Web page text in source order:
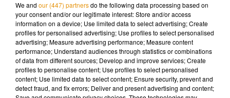
son compagnon qui la forçait à se prostituer.
Musique
We and our (447) partnersdo the following data processing based on
your consent and/or our legitimate interest: Store and/or access
information on a device; Use limited data to select advertising; Create
profiles for personalised advertising; Use profiles to select personalised
advertising; Measure advertising performance; Measure content
performance; Understand audiences through statistics or combinations
of data from different sources; Develop and improve services; Create
profiles to personalise content; Use profiles to select personalised
content; Use limited data to select content; Ensure security, prevent and
detect fraud, and fix errors; Deliver and present advertising and content;